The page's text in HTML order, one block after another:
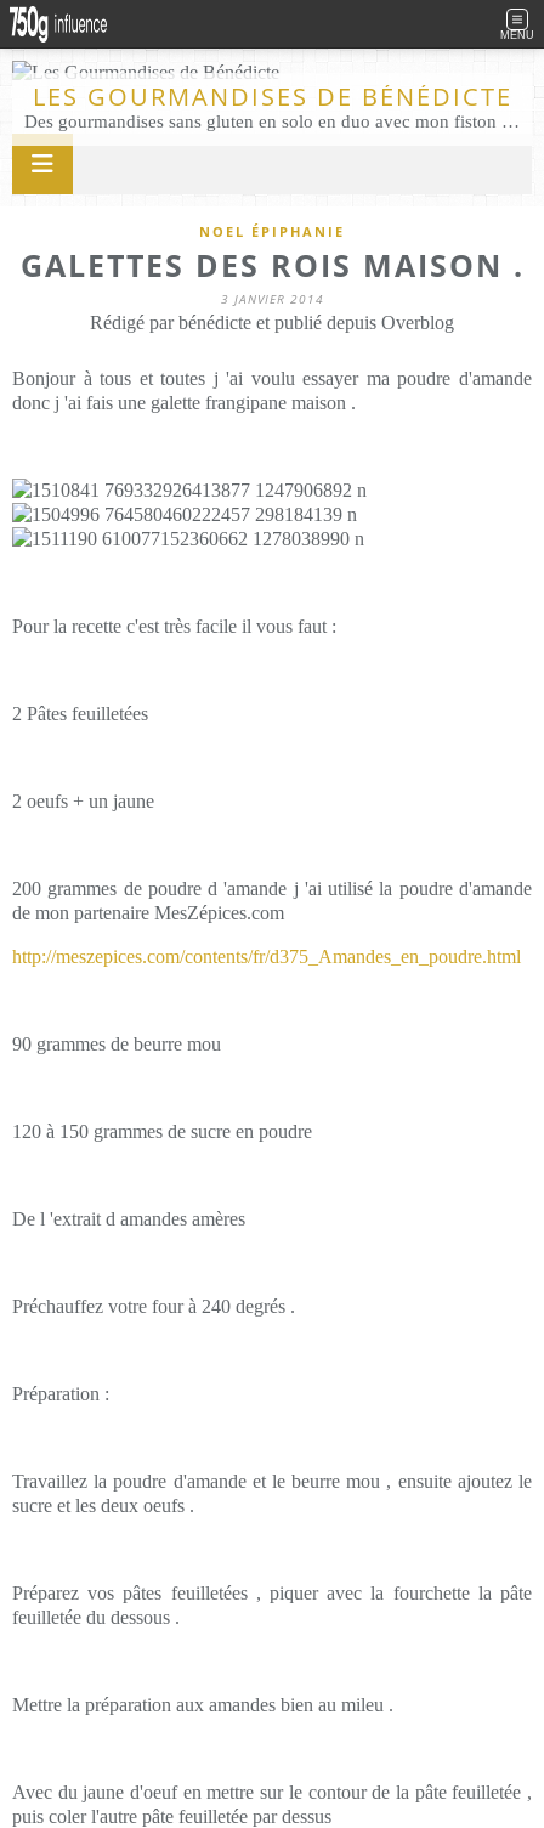
MENU
LES GOURMANDISES DE BÉNÉDICTE
Des gourmandises sans gluten en solo en duo avec mon fiston . Salé comme Sucré sans gluten éco responsable Les Gourmandises de Bénédicte gâteau produits locaux
NOEL ÉPIPHANIE
GALETTES DES ROIS MAISON .
3 JANVIER 2014
Rédigé par bénédicte et publié depuis Overblog
Bonjour à tous et toutes j 'ai voulu essayer ma poudre d'amande
donc j 'ai fais une galette frangipane maison .
Pour la recette c'est très facile il vous faut :
2 Pâtes feuilletées
2 oeufs + un jaune
200 grammes de poudre d 'amande j 'ai utilisé la poudre d'amande
de mon partenaire MesZépices.com
http://meszepices.com/contents/fr/d375_Amandes_en_poudre.html
90 grammes de beurre mou
120 à 150 grammes de sucre en poudre
De l 'extrait d amandes amères
Préchauffez votre four à 240 degrés .
Préparation :
Travaillez la poudre d'amande et le beurre mou , ensuite ajoutez le
sucre et les deux oeufs .
Préparez vos pâtes feuilletées , piquer avec la fourchette la pâte
feuilletée du dessous .
Mettre la préparation aux amandes bien au mileu .
Avec du jaune d'oeuf en mettre sur le contour de la pâte feuilletée ,
puis coler l'autre pâte feuilletée par dessus